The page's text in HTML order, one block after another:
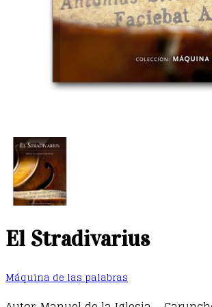
El Stradivarius
Máquina de las palabras